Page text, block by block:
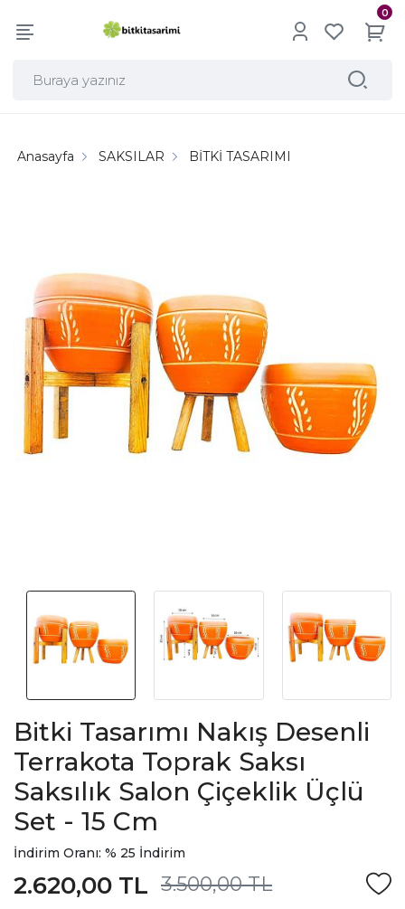
0
Anasayfa SAKSILAR BİTKİ TASARIMI
Bitki Tasarımı Nakış Desenli
Terrakota Toprak Saksı
Saksılık Salon Çiçeklik Üçlü
Set - 15 Cm
İndirim Oranı: % 25 İndirim
3.500,00 TL
2.620,00 TL